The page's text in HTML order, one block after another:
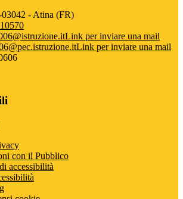
- Atina (FR)
Link per inviare una mail
Link per inviare una mail
con il Pubblico
accessibilità